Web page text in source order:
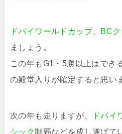
ドバイワールドカップ、 BC
ましょう。
この年もG1・5勝以上はでき
の殿堂入りが確定すると思い
次の年も走りますが、 ドバイ
シック制覇などを成し遂げて